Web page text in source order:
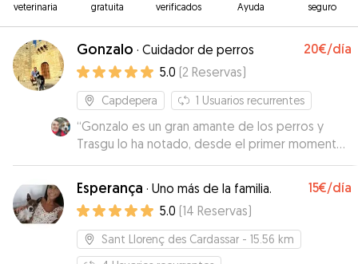
veterinaria
gratuita
verificados
Ayuda
seguro
Gonzalo · Cuidador de perros 20€/día
5.0 (2 Reservas)
Capdepera 1 Usuarios recurrentes
“Gonzalo es un gran amante de los perros y
Trasgu lo ha notado, desde el primer momento
se acercó a él. Me mantuvo informado en todo
momento del estado de Trasgu,
preocupándose por su bienestar, alimentación y
toma de medicamentos.”
Esperança · Uno más de la familia. 15€/día
5.0 (14 Reservas)
Sant Llorenç des Cardassar - 15.56 km